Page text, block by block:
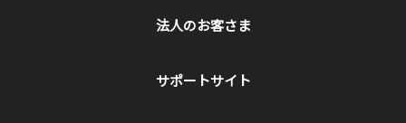
法人のお客さま
サポートサイト